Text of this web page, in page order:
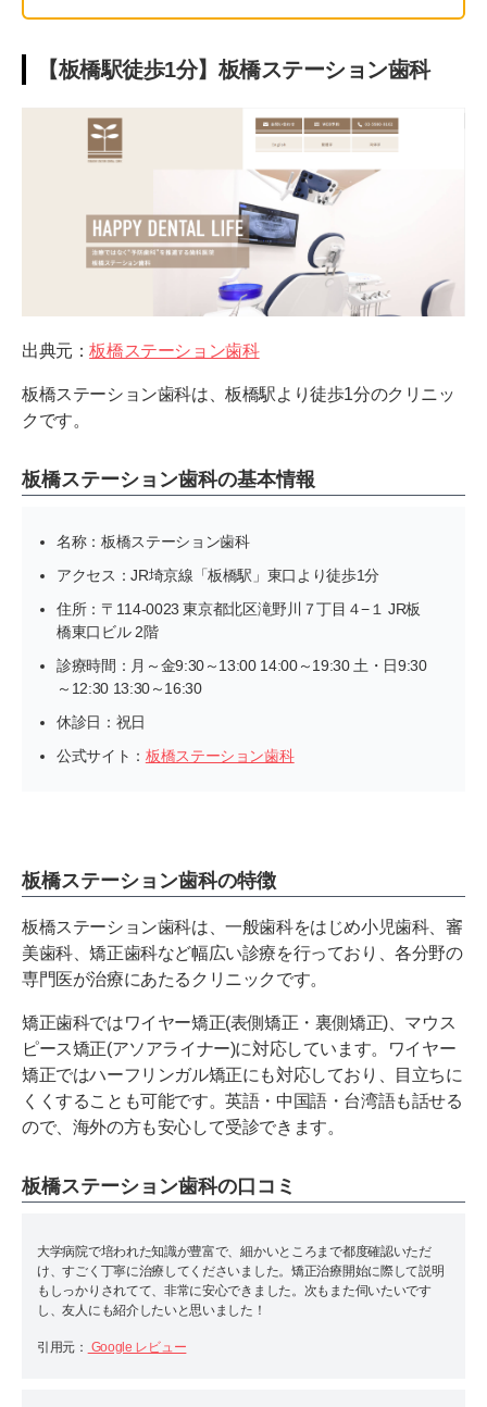
【板橋駅徒歩1分】板橋ステーション歯科
出典元：板橋ステーション歯科
板橋ステーション歯科は、板橋駅より徒歩1分のクリニッ
クです。
板橋ステーション歯科の基本情報
名称：板橋ステーション歯科
アクセス：JR埼京線「板橋駅」東口より徒歩1分
住所：〒114-0023 東京都北区滝野川７丁目４−１ JR板
橋東口ビル 2階
診療時間：月～金9:30～13:00 14:00～19:30 土・日9:30
～12:30 13:30～16:30
休診日：祝日
公式サイト： 板橋ステーション歯科
板橋ステーション歯科の特徴
板橋ステーション歯科は、一般歯科をはじめ小児歯科、審
美歯科、矯正歯科など幅広い診療を行っており、各分野の
専門医が治療にあたるクリニックです。
矯正歯科ではワイヤー矯正(表側矯正・裏側矯正)、マウス
ピース矯正(アソアライナー)に対応しています。ワイヤー
矯正ではハーフリンガル矯正にも対応しており、目立ちに
くくすることも可能です。英語・中国語・台湾語も話せる
ので、海外の方も安心して受診できます。
板橋ステーション歯科の口コミ
大学病院で培われた知識が豊富で、細かいところまで都度確認いただ
け、すごく丁寧に治療してくださいました。矯正治療開始に際して説明
もしっかりされてて、非常に安心できました。次もまた伺いたいです
し、友人にも紹介したいと思いました！
引用元： Google レビュー